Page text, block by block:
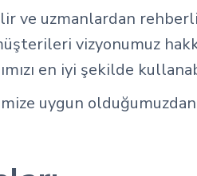
ve uzmanlardan
vizyonumuz
en iyi şekilde
uygun